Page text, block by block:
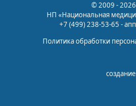
© 2009 - 2026
НП «Национальная
+7 (499) 238-53-65 -
Политика обработки